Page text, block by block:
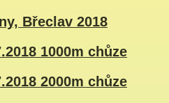
Břeclav 2018
1000m chůze
2000m chůze